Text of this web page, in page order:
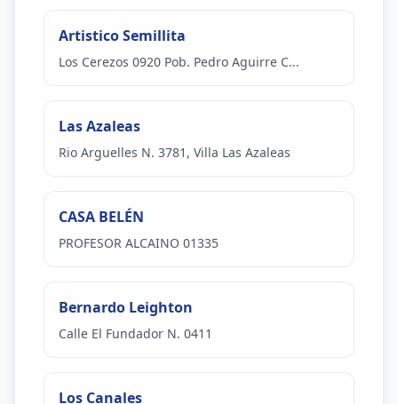
Artistico Semillita
Los Cerezos 0920 Pob. Pedro Aguirre C...
Las Azaleas
Rio Arguelles N. 3781, Villa Las Azaleas
CASA BELÉN
PROFESOR ALCAINO 01335
Bernardo Leighton
Calle El Fundador N. 0411
Los Canales